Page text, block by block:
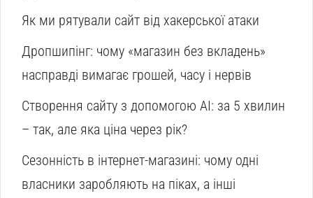
Як ми рятували сайт від хакерської атаки
Дропшипінг: чому «магазин без вкладень»
насправді вимагає грошей, часу і нервів
Створення сайту з допомогою AI: за 5 хвилин
– так, але яка ціна через рік?
Сезонність в інтернет-магазині: чому одні
власники заробляють на піках, а інші